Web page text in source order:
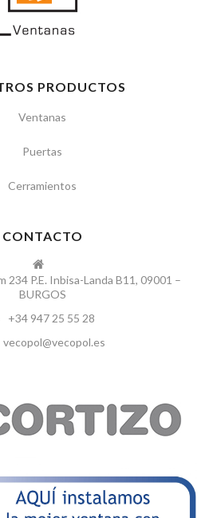
PRODUCTOS
Ventanas
Puertas
Cerramientos
CONTACTO
234 P.E. Inbisa-Landa B11, 09001 –
BURGOS
+34 947 25 55 28
vecopol@vecopol.es